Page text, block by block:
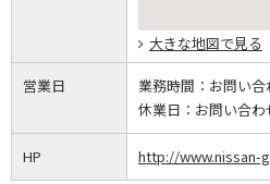
大きな地図で見る
営業日 業務時間： お問い
休業日： お問い合わ
HP http://www.nissan-